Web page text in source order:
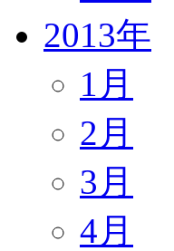
2013年
1月
2月
3月
4月